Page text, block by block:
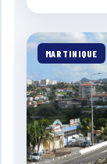
MARTINIQUE